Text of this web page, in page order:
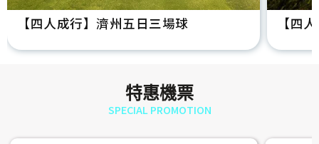
【四人成行】濟州五日三場球 【四
特惠機票
SPECIAL PROMOTION